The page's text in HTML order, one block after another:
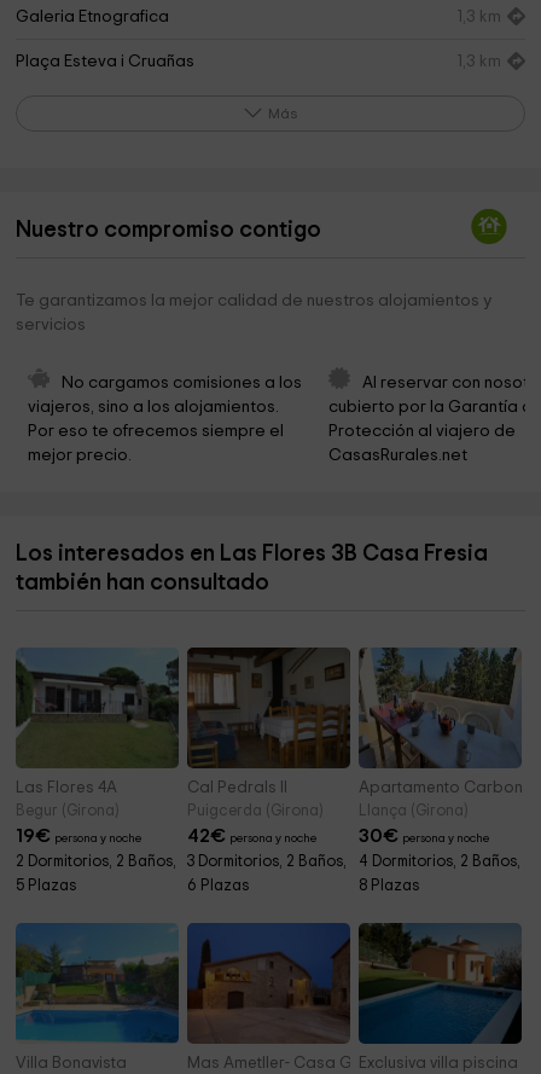
Galeria Etnografica 1,3 km
Plaça Esteva i Cruañas 1,3 km
Consell Comarcal del Baix Empordá
Ayuntamiento de Regencós 2,7 km
Museu Can Mario
Museu del Suro de Palafrugell
Bisbat De Girona
Ayuntamiento de Begur 4,2 km
Bisbat De Girona 4,3 km
Más
Nuestro compromiso contigo
Te garantizamos la mejor calidad de nuestros alojamientos y
servicios
No cargamos comisiones a los
viajeros, sino a los alojamientos.
Por eso te ofrecemos siempre el
mejor precio.
Al reservar con
cubierto por la Garantía
Protección al viajero de
CasasRurales.net
Los interesados en Las Flores 3B Casa Fresia
también han consultado
Las Flores 4A
Begur (Girona)
19€ persona y noche
2 Dormitorios, 2 Baños,
5 Plazas
Cal Pedrals II
Puigcerda (Girona)
42€ persona y noche
3 Dormitorios, 2 Baños,
6 Plazas
Apartamento
Llança (Girona)
30€ persona y noche
4 Dormitorios, 2 Baños,
8 Plazas
Villa Bonavista Mas Ametller- Casa GranExclusiva villa piscina